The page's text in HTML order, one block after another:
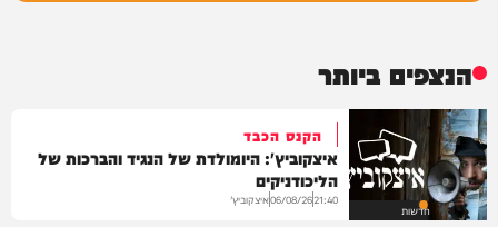
הנצפים ביותר
חדשות
הקנס הכבד
איצקוביץ': היומולדת של הנגיד והברכות של
הליכודניקים
21:40
06/08/26איצקוביץ'